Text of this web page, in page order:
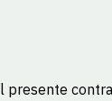
presente